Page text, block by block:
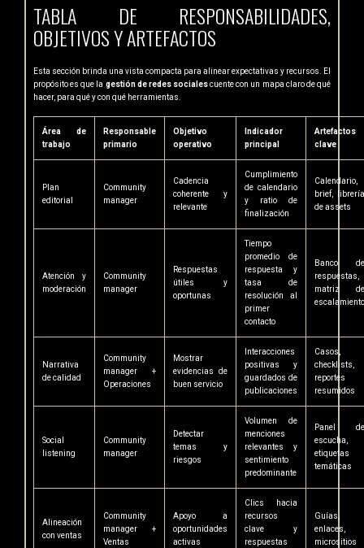
TABLA DE RESPONSABILIDADES,
OBJETIVOS Y ARTEFACTOS
Esta sección brinda una vista compacta para alinear expectativas y recursos. El
propósito es que la gestión de redes socialescuente con un mapa claro de qué
hacer, para qué y con qué herramientas.
Área de
trabajo
Responsable
primario
Objetivo
operativo
Indicador
principal
Artefactos
clave
Plan
editorial
Community
manager
Cadencia
coherente y
relevante
Cumplimiento
de calendario
y ratio de
finalización
Calendario,
brief, librería
de assets
Atención y
moderación
Community
manager
Respuestas
útiles y
oportunas
Tiempo
promedio de
respuesta y
tasa de
resolución al
primer
contacto
Banco de
respuestas,
matriz de
escalamiento
Narrativa
de calidad
Community
manager +
Operaciones
Mostrar
evidencias de
buen servicio
Interacciones
positivas y
guardados de
publicaciones
Casos,
checklists,
reportes
resumidos
Social
listening
Community
manager
Detectar
temas y
riesgos
Volumen de
menciones
relevantes y
sentimiento
predominante
Panel de
escucha,
etiquetas
temáticas
Alineación
con ventas
Community
manager +
Ventas
Apoyo a
oportunidades
activas
Clics hacia
recursos
clave y
respuestas
Guías,
enlaces,
micrositios